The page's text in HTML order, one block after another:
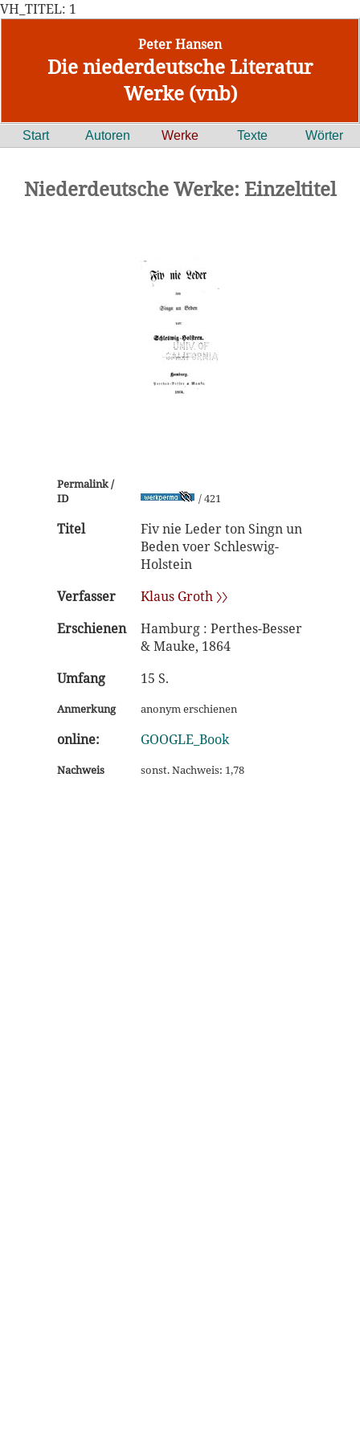
VH_TITEL: 1
Peter Hansen
Die niederdeutsche Literatur
Werke (vnb)
Start Autoren Werke Texte Wörter
Niederdeutsche Werke: Einzeltitel
Permalink /
ID
/ 421
Titel
Fiv nie Leder ton Singn un
Beden voer Schleswig-
Holstein
Verfasser
Klaus Groth 〉〉
Erschienen
Hamburg : Perthes-Besser
& Mauke, 1864
Umfang
15 S.
Anmerkung anonym erschienen
online: GOOGLE_Book
Nachweis sonst. Nachweis: 1,78